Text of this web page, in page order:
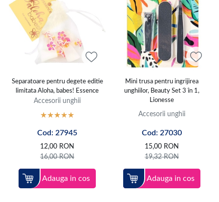
Separatoare pentru degete editie
limitata Aloha, babes! Essence
Accesorii unghii
Cod: 27945
12,00 RON
16,00RON
Adauga in cos
Mini trusa pentru ingrijirea
unghiilor, Beauty Set 3 în 1,
Lionesse
Accesorii unghii
Cod: 27030
15,00 RON
19,32RON
Adauga in cos